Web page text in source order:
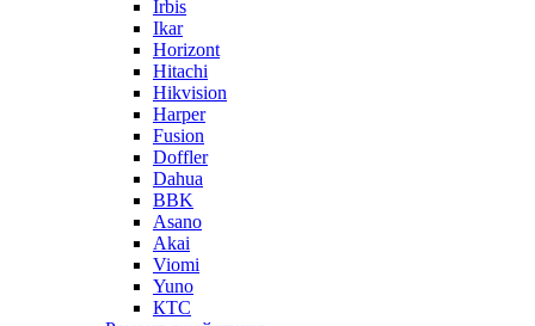
Irbis
Ikar
Horizont
Hitachi
Hikvision
Harper
Fusion
Doffler
Dahua
BBK
Asano
Akai
Viomi
Yuno
КТС